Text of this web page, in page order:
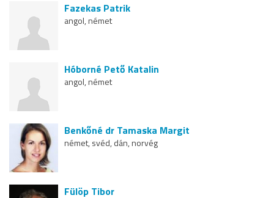
Fazekas Patrik
angol, német
Hóborné Pető Katalin
angol, német
Benkőné dr Tamaska Margit
német, svéd, dán, norvég
Fülöp Tibor